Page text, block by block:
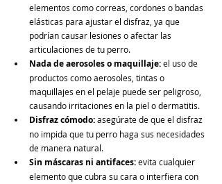
elementos como correas, cordones o bandas
elásticas para ajustar el disfraz, ya que
podrían causar lesiones o afectar las
articulaciones de tu perro.
Nada de aerosoles o maquillaje: el uso de
productos como aerosoles, tintas o
maquillajes en el pelaje puede ser peligroso,
causando irritaciones en la piel o dermatitis.
Disfraz cómodo: asegúrate de que el disfraz
no impida que tu perro haga sus necesidades
de manera natural.
Sin máscaras ni antifaces: evita cualquier
elemento que cubra su cara o interfiera con